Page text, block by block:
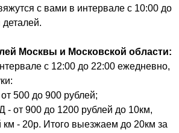
с вами в интервале с 10:00 до
Москвы и Московской области:
с 12:00 до 22:00 ежедневно,
500 до 900 рублей;
от 900 до 1200 рублей до 10км,
- 20р. Итого выезжаем до 20км за